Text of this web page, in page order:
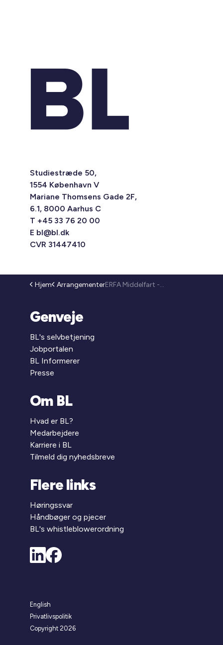
Studiestræde 50,
1554 København V
Mariane Thomsens Gade 2F,
6.1, 8000 Aarhus C
T +45 33 76 20 00
E bl@bl.dk
CVR 31447410
Hjem Arrangementer ERFA Middelfart - Grøn omstilling i praksis – solceller, ladepunkter og stærke fællesskaber (26-131)
Genveje
BL's selvbetjening
Jobportalen
BL Informerer
Presse
Om BL
Hvad er BL?
Medarbejdere
Karriere i BL
Tilmeld dig nyhedsbreve
Flere links
Høringssvar
Håndbøger og pjecer
BL's whistleblowerordning
English
Privatlivspolitik
Copyright 2026